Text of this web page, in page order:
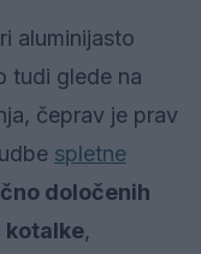
aluminijasto
tudi glede na
čeprav je prav
spletne
določenih
kotalke,